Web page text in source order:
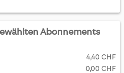
Abonnements
4,40 CHF
0,00 CHF